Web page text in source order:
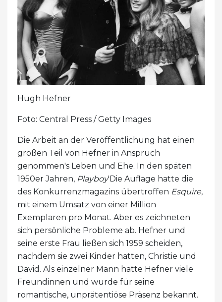
Hugh Hefner
Foto: Central Press / Getty Images
Die Arbeit an der Veröffentlichung hat einen
großen Teil von Hefner in Anspruch
genommen's Leben und Ehe. In den späten
1950er Jahren, Playboy'Die Auflage hatte die
des Konkurrenzmagazins übertroffen Esquire,
mit einem Umsatz von einer Million
Exemplaren pro Monat. Aber es zeichneten
sich persönliche Probleme ab. Hefner und
seine erste Frau ließen sich 1959 scheiden,
nachdem sie zwei Kinder hatten, Christie und
David. Als einzelner Mann hatte Hefner viele
Freundinnen und wurde für seine
romantische, unprätentiöse Präsenz bekannt.